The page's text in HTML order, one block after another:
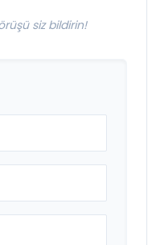
siz bildirin!